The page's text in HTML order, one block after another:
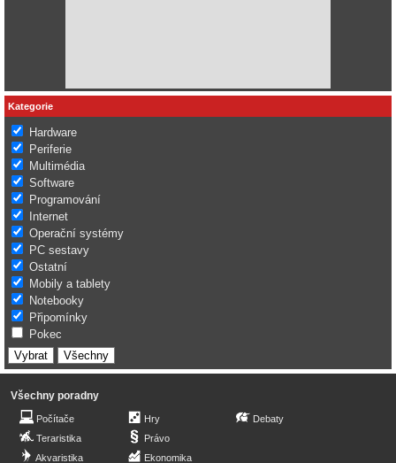
Kategorie
Hardware
Periferie
Multimédia
Software
Programování
Internet
Operační systémy
PC sestavy
Ostatní
Mobily a tablety
Notebooky
Připomínky
Pokec
Všechny poradny
Počítače
Teraristika
Akvaristika
Hry
Právo
Ekonomika
Debaty